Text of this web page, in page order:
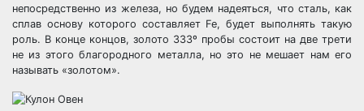
непосредственно из железа, но будем надеяться, что сталь, как
сплав основу которого составляет Fe, будет выполнять такую
роль. В конце концов, золото 333º пробы состоит на две трети
не из этого благородного металла, но это не мешает нам его
называть «золотом».